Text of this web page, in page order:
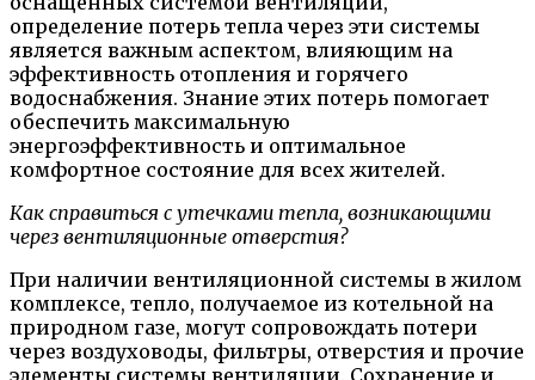
определение потерь тепла через эти системы
является важным аспектом, влияющим на
эффективность отопления и горячего
водоснабжения. Знание этих потерь помогает
обеспечить максимальную
энергоэффективность и оптимальное
комфортное состояние для всех жителей.
Как справиться с утечками тепла, возникающими
через вентиляционные отверстия?
При наличии вентиляционной системы в жилом
комплексе, тепло, получаемое из котельной на
природном газе, могут сопровождать потери
через воздуховоды, фильтры, отверстия и прочие
элементы системы вентиляции. Сохранение и